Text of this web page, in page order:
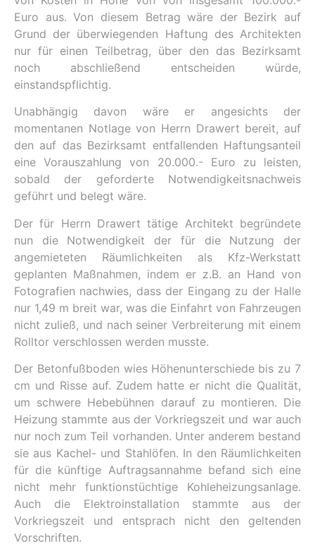
Euro aus. Von diesem Betrag wäre der Bezirk auf
Grund der überwiegenden Haftung des Architekten
nur für einen Teilbetrag, über den das Bezirksamt
noch abschließend entscheiden würde,
einstandspflichtig.
Unabhängig davon wäre er angesichts der
momentanen Notlage von Herrn Drawert bereit, auf
den auf das Bezirksamt entfallenden Haftungsanteil
eine Vorauszahlung von 20.000.- Euro zu leisten,
sobald der geforderte Notwendigkeitsnachweis
geführt und belegt wäre.
Der für Herrn Drawert tätige Architekt begründete
nun die Notwendigkeit der für die Nutzung der
angemieteten Räumlichkeiten als Kfz-Werkstatt
geplanten Maßnahmen, indem er z.B. an Hand von
Fotografien nachwies, dass der Eingang zu der Halle
nur 1,49 m breit war, was die Einfahrt von Fahrzeugen
nicht zuließ, und nach seiner Verbreiterung mit einem
Rolltor verschlossen werden musste.
Der Betonfußboden wies Höhenunterschiede bis zu 7
cm und Risse auf. Zudem hatte er nicht die Qualität,
um schwere Hebebühnen darauf zu montieren. Die
Heizung stammte aus der Vorkriegszeit und war auch
nur noch zum Teil vorhanden. Unter anderem bestand
sie aus Kachel- und Stahlöfen. In den Räumlichkeiten
für die künftige Auftragsannahme befand sich eine
nicht mehr funktionstüchtige Kohleheizungsanlage.
Auch die Elektroinstallation stammte aus der
Vorkriegszeit und entsprach nicht den geltenden
Vorschriften.